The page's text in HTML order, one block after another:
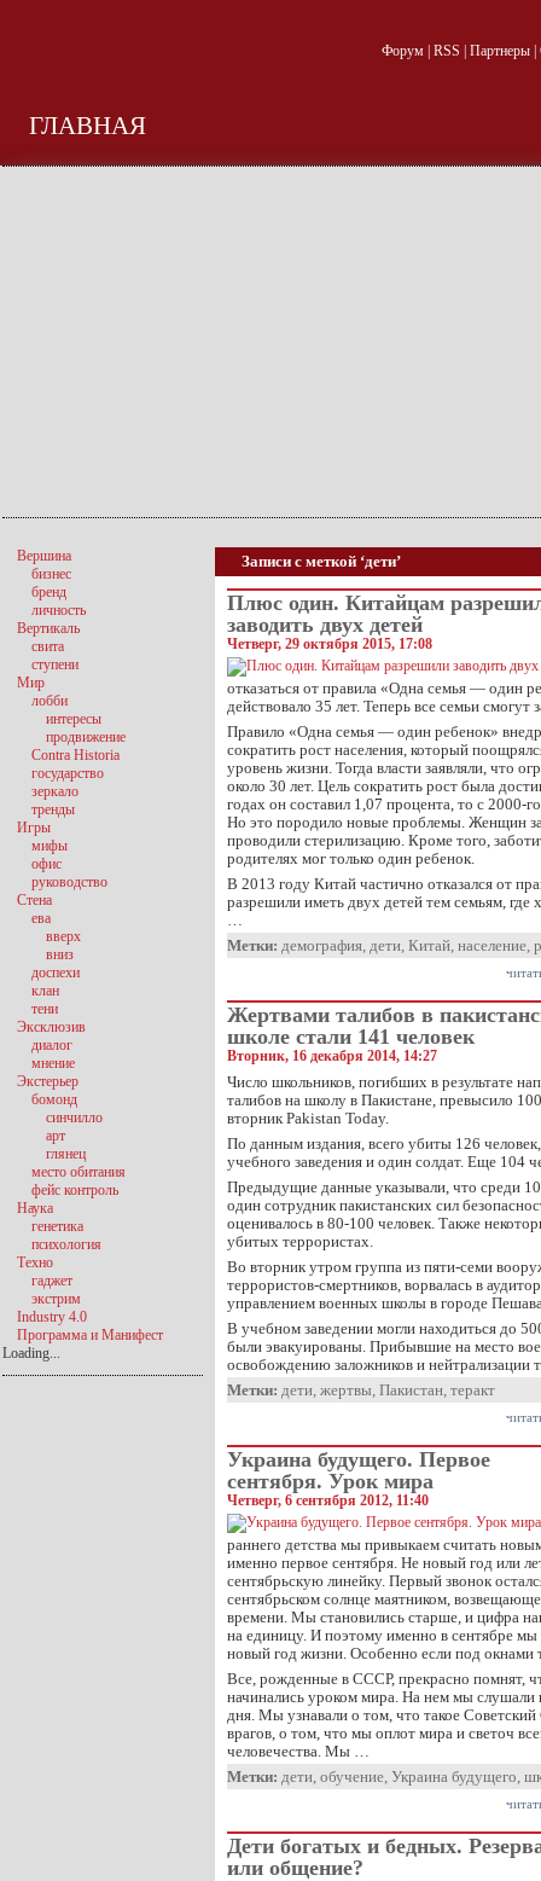
Форум| RSS Партнеры|
ГЛАВНАЯ
Записи с меткой ‘дети’
Плюс один. Китайцам
заводить двух детей
Четверг, 29 октября 2015, 17:08
отказаться от правила «Одна семья — один
действовало 35 лет. Теперь все семьи смогут
Правило «Одна семья — один ребенок»
сократить рост населения, который
уровень жизни. Тогда власти заявляли, что
около 30 лет. Цель сократить рост была
годах он составил 1,07 процента, то с 2000-
Но это породило новые проблемы. Женщин
проводили стерилизацию. Кроме того,
родителях мог только один ребенок.
В 2013 году Китай частично отказался от
разрешили иметь двух детей тем семьям, где
…
Метки: демография, дети, Китай, население,
Жертвами талибов в
школе стали 141 человек
Вторник, 16 декабря 2014, 14:27
Число школьников, погибших в результате
талибов на школу в Пакистане, превысило
вторник Pakistan Today.
По данным издания, всего убиты 126
учебного заведения и один солдат. Еще 104
Предыдущие данные указывали, что среди
один сотрудник пакистанских сил
оценивалось в 80-100 человек. Также
убитых террористах.
Во вторник утром группа из пяти-семи
террористов-смертников, ворвалась в
управлением военных школы в городе
В учебном заведении могли находиться до
были эвакуированы. Прибывшие на место
освобождению заложников и нейтрализации
Метки: дети, жертвы, Пакистан, теракт
Украина будущего. Первое
сентября. Урок мира
Четверг, 6 сентября 2012, 11:40
раннего детства мы привыкаем считать
именно первое сентября. Не новый год или
сентябрьскую линейку. Первый звонок
сентябрьском солнце маятником,
времени. Мы становились старше, и цифра
на единицу. И поэтому именно в сентябре
новый год жизни. Особенно если под окнами
Все, рожденные в СССР, прекрасно помнят,
начинались уроком мира. На нем мы слушали
дня. Мы узнавали о том, что такое
врагов, о том, что мы оплот мира и светоч
человечества. Мы …
Метки: дети, обучение, Украина будущего,
Дети богатых и бедных.
или общение?
Вершина
бизнес
бренд
личность
Вертикаль
свита
ступени
Мир
лобби
интересы
продвижение
Contra Historia
государство
зеркало
тренды
Игры
мифы
офис
руководство
Стена
ева
вверх
вниз
доспехи
клан
тени
Эксклюзив
диалог
мнение
Экстерьер
бомонд
синчилло
арт
глянец
место обитания
фейс контроль
Наука
генетика
психология
Техно
гаджет
экстрим
Industry 4.0
Программа и Манифест
Loading...